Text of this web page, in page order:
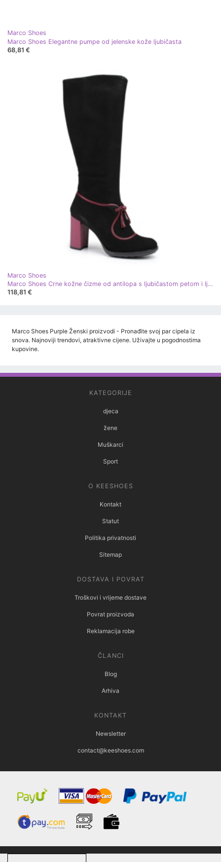
Marco Shoes
Marco Shoes Elegantne pumpe od jelenske kože ljubičasta
68,81 €
Marco Shoes
Marco Shoes Crne kožne čizme od antilopa s ljubičastom petom i ljubičastim umetcima crna ljubičasta
118,81 €
Marco Shoes Purple Ženski proizvodi - Pronađite svoj par cipela iz
snova. Najnoviji trendovi, atraktivne cijene. Uživajte u pogodnostima
kupovine.
KATEGORIJE
djeca
žene
Muškarci
Sport
O KEESHOES
Kontakt
Statut
Politika privatnosti
Sitemap
DOSTAVA I POVRAT
Troškovi i vrijeme dostave
Povrat proizvoda
Reklamacija robe
ČLANCI
Blog
Arhiva
KONTAKT
Newsletter
contact@keeshoes.com